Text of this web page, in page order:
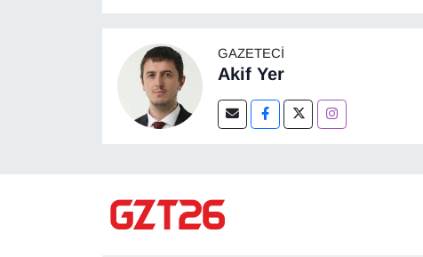
GAZETECI
Akif Yer